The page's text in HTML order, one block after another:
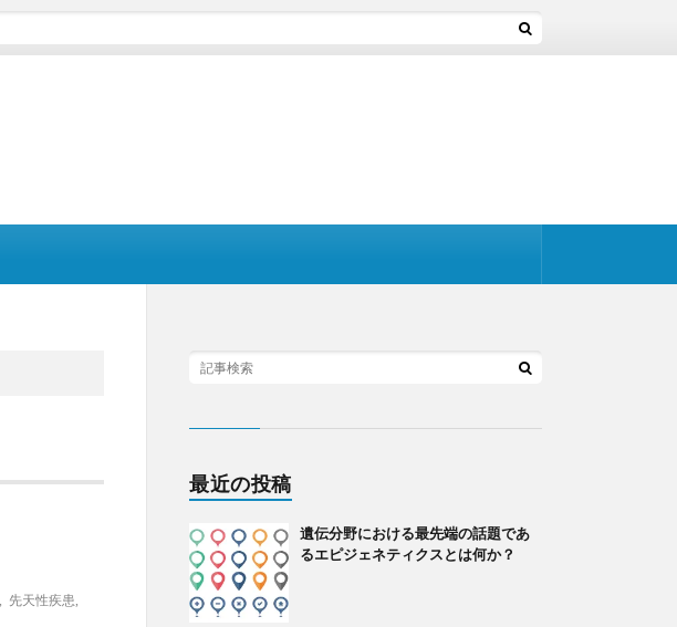
先天性疾患
最近の投稿
遺伝分野における最先端の話題であ
るエピジェネティクスとは何か？